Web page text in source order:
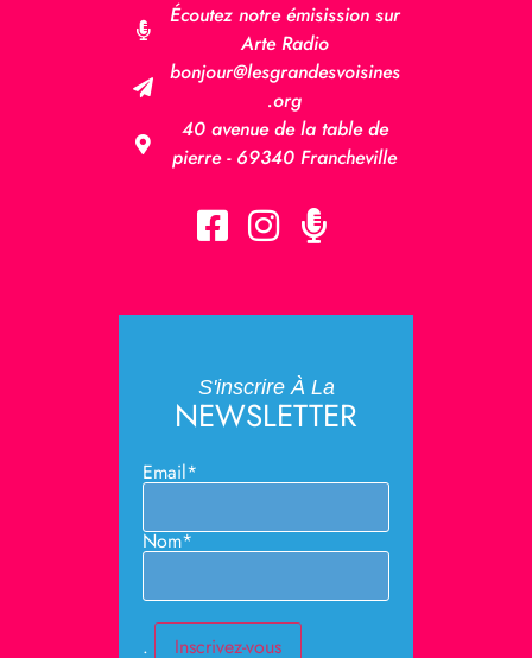
Écoutez notre émisission sur
Arte Radio
bonjour@lesgrandesvoisines
.org
40 avenue de la table de
pierre - 69340 Francheville
S'inscrire À La
NEWSLETTER
Email*
Nom*
.